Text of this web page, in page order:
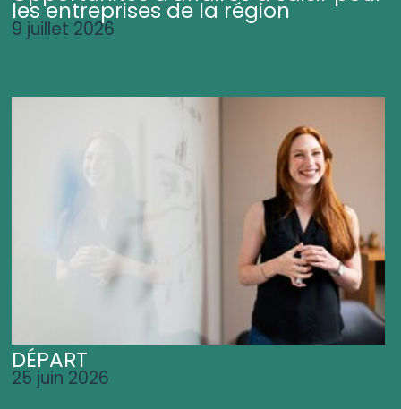
les entreprises de la région
9 juillet 2026
DÉPART
25 juin 2026